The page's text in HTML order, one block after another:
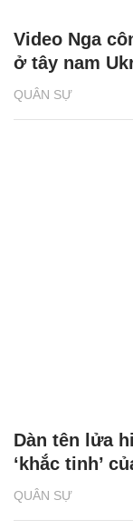
QUÂN SỰ
Video Nga
ở tây nam
QUÂN SỰ
Dàn tên lửa
‘khắc tinh’